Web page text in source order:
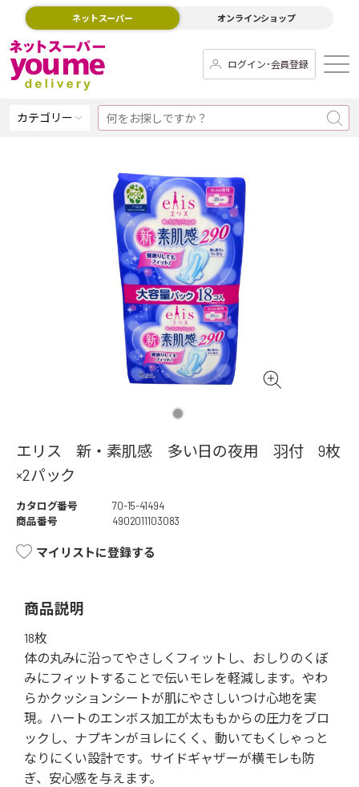
ネットスーパー オンラインショップ
ログイン･会員登録
カテゴリー
エリス 新・素肌感 多い日の夜用 羽付 9枚
×2パック
カタログ番号
70-15-41494
商品番号
4902011103083
マイリストに登録する
商品説明
18枚
体の丸みに沿ってやさしくフィットし、おしりのくぼ
みにフィットすることで伝いモレを軽減します。やわ
らかクッションシートが肌にやさしいつけ心地を実
現。ハートのエンボス加工が太ももからの圧力をブロ
ックし、ナプキンがヨレにくく、動いてもくしゃっと
なりにくい設計です。サイドギャザーが横モレも防
ぎ、安心感を与えます。